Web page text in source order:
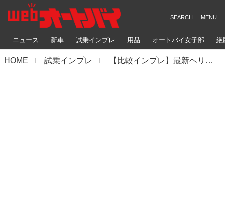
ニュース 新車 試乗インプレ 用品 オートバイ女子部 絶
HOME 試乗インプレ 【比較インプレ】最新ヘリテイジスポーツ4機種｜スズキ「GSX-8T/GSX-8TT」/ホンダ「CB1000F SE」/ヤマハ「XSR900 GP ABS」｜概要・スポーツ性能チェック・総合評価（小川 勤）